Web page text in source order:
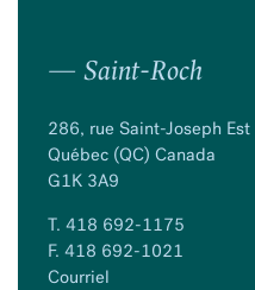
— Saint-Roch
286, rue Saint-Joseph Est
Québec (QC) Canada
G1K 3A9
T. 418 692-1175
F. 418 692-1021
Courriel